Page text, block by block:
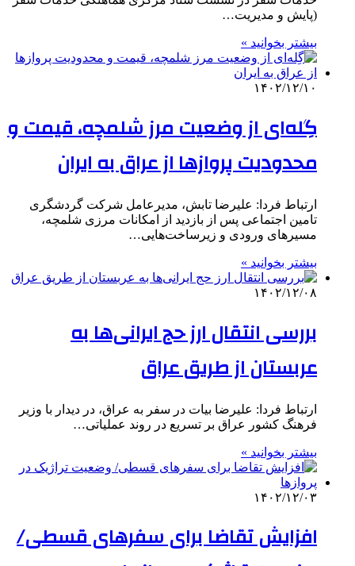
(پایش و مدیریت…
بیشتر بخوانید »
۱۴۰۲/۱۲/۱۰
گِله‌ای از وضعیت مرز شلمچه، قیمت و
محدودیت پروازها از عراق به ایران
ارتباط فردا: علیرضا تابش، مدیرعامل شرکت گردشگری
تامین اجتماعی پس از بازدید از امکانات مرزی شلمچه،
مسیرهای ورودی و زیرساخت‌هایی…
بیشتر بخوانید »
۱۴۰۲/۱۲/۰۸
بررسی انتقال ارز حج ایرانی‌ها به
عربستان از طریق عراق
ارتباط فردا: علیرضا بیات در سفر به عراق، در دیدار با وزیر
فرهنگ کشور عراق بر تسریع در روند عملیاتی…
بیشتر بخوانید »
۱۴۰۲/۱۲/۰۳
افزایش تقاضا برای سفرهای قسطی/